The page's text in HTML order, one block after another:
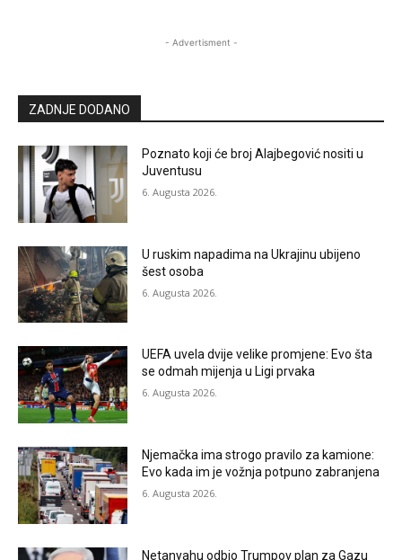
- Advertisment -
ZADNJE DODANO
Poznato koji će broj Alajbegović nositi u
Juventusu
6. Augusta 2026.
U ruskim napadima na Ukrajinu ubijeno
šest osoba
6. Augusta 2026.
UEFA uvela dvije velike promjene: Evo šta
se odmah mijenja u Ligi prvaka
6. Augusta 2026.
Njemačka ima strogo pravilo za kamione:
Evo kada im je vožnja potpuno zabranjena
6. Augusta 2026.
Netanyahu odbio Trumpov plan za Gazu